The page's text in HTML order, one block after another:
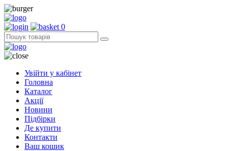
0
Увійти у кабінет
Головна
Каталог
Акції
Новини
Підбірки
Де купити
Контакти
Ваш кошик